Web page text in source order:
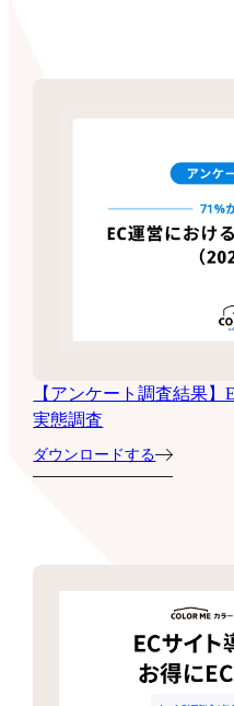
【アンケート調査結果
実態調査
ダウンロードする